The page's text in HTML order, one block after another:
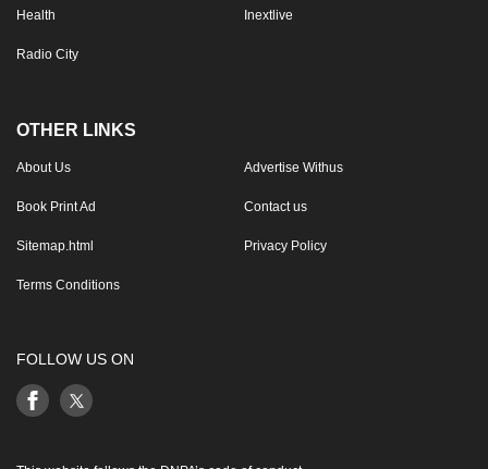
Health Inextlive
Radio City
OTHER LINKS
About Us Advertise Withus
Book Print Ad Contact us
Sitemap.html Privacy Policy
Terms Conditions
FOLLOW US ON